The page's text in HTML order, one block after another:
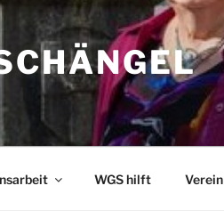
WGS hilft Verein